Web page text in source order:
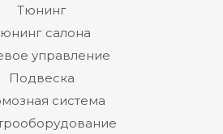
Тюнинг
салона
управление
Подвеска
система